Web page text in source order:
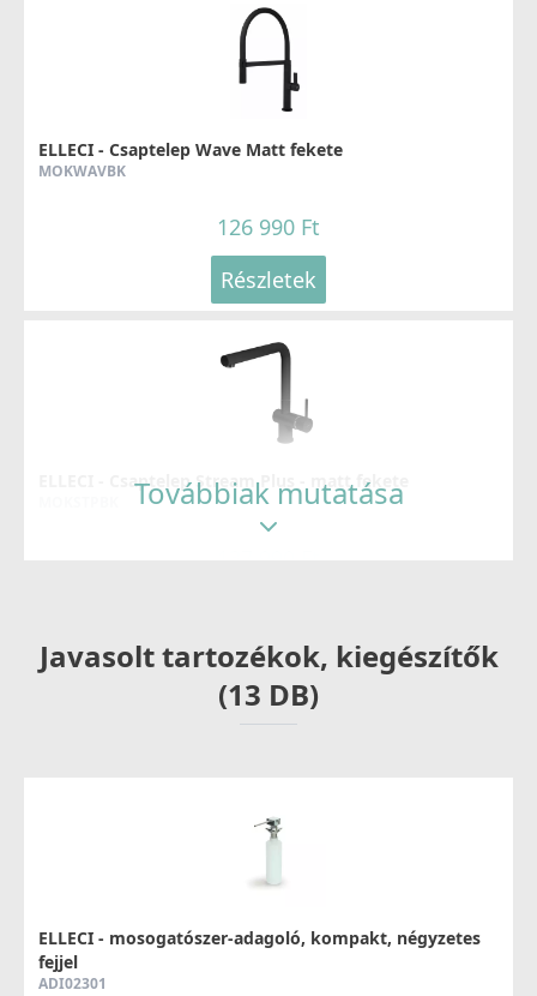
ELLECI - Csaptelep Wave Matt fekete
MOKWAVBK
126 990 Ft
Részletek
ELLECI - Csaptelep Stream Plus - matt fekete
ELLECI - Csaptelep Trail matt fekete
89 990 Ft
Részletek
Továbbiak mutatása
Javasolt tartozékok, kiegészítők
(13 DB)
ELLECI - mosogatószer-adagoló, kompakt, négyzetes
fejjel
ADI02301